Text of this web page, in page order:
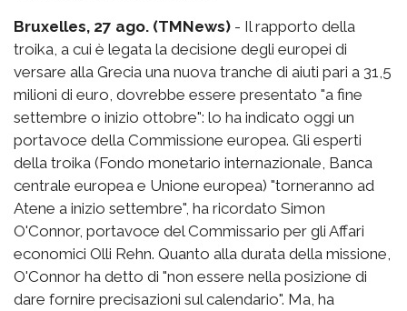
Bruxelles, 27 ago. (TMNews) - Il rapporto della
troika, a cui è legata la decisione degli europei di
versare alla Grecia una nuova tranche di aiuti pari a 31,5
milioni di euro, dovrebbe essere presentato "a fine
settembre o inizio ottobre": lo ha indicato oggi un
portavoce della Commissione europea. Gli esperti
della troika (Fondo monetario internazionale, Banca
centrale europea e Unione europea) "torneranno ad
Atene a inizio settembre", ha ricordato Simon
O'Connor, portavoce del Commissario per gli Affari
economici Olli Rehn. Quanto alla durata della missione,
O'Connor ha detto di "non essere nella posizione di
dare fornire precisazioni sul calendario". Ma, ha